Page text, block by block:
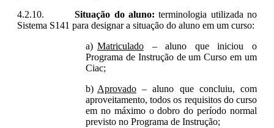
Situação do aluno: terminologia utilizada no
Sistema S141 para designar a situação do aluno em um curso:
Matriculado– aluno que iniciou o
Programa de Instrução de um Curso em um
Ciac;
Aprovado– aluno que concluiu, com
aproveitamento, todos os requisitos do curso
em no máximo o dobro do período normal
previsto no Programa de Instrução;